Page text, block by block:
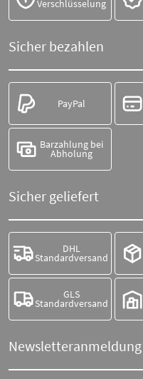
Verschlüsselung
Sicher bezahlen
PayPal
Barzahlung bei
Abholung
Sicher geliefert
DHL
Standardversand
GLS
Standardversand
Newsletteranmeldung